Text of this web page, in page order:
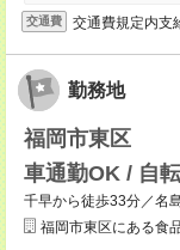
交通費 交通費規定内支
勤務地
福岡市東区
車通勤OK / 自
千早から徒歩33分／名
福岡市東区にある食